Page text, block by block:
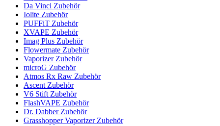
Da Vinci Zubehör
Iolite Zubehör
PUFFiT Zubehör
XVAPE Zubehör
Imag Plus Zubehör
Flowermate Zubehör
Vaporizer Zubehör
microG Zubehör
Atmos Rx Raw Zubehör
Ascent Zubehör
V6 Stift Zubehör
FlashVAPE Zubehör
Dr. Dabber Zubehör
Grasshopper Vaporizer Zubehör